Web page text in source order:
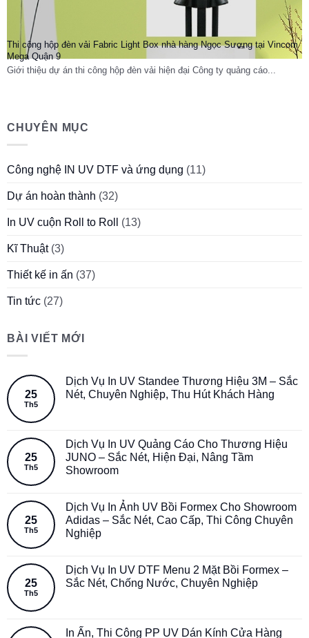
Thi công hộp đèn vải Fabric Light Box nhà hàng Ngọc Sương tại Vincom
Mega Quận 9
Giới thiệu dự án thi công hộp đèn vải hiện đại Công ty quảng cáo...
CHUYÊN MỤC
Công nghệ IN UV DTF và ứng dụng (11)
Dự án hoàn thành (32)
In UV cuộn Roll to Roll (13)
Kĩ Thuật(3)
Thiết kế in ấn (37)
Tin tức (27)
BÀI VIẾT MỚI
25
Th5
Dịch Vụ In UV Standee Thương Hiệu 3M – Sắc
Nét, Chuyên Nghiệp, Thu Hút Khách Hàng
25
Th5
Dịch Vụ In UV Quảng Cáo Cho Thương Hiệu
JUNO – Sắc Nét, Hiện Đại, Nâng Tầm
Showroom
25
Th5
Dịch Vụ In Ảnh UV Bồi Formex Cho Showroom
Adidas – Sắc Nét, Cao Cấp, Thi Công Chuyên
Nghiệp
25
Th5
Dịch Vụ In UV DTF Menu 2 Mặt Bồi Formex –
Sắc Nét, Chống Nước, Chuyên Nghiệp
In Ấn, Thi Công PP UV Dán Kính Cửa Hàng